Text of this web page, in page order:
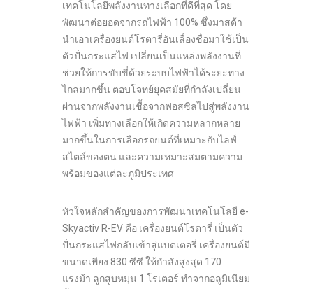
เทคโนโลยีพลังงานทางเลือกที่ดีที่สุด โดย
พัฒนาต่อยอดจากรถไฟฟ้า 100% ซึ่งมาสด้า
นำเอาเครื่องยนต์โรตารี่อันเลื่องชื่อมาใช้เป็น
ตัวปั่นกระแสไฟ เปลี่ยนเป็นแหล่งพลังงานที่
ช่วยให้การขับขี่ด้วยระบบไฟฟ้าได้ระยะทาง
ไกลมากขึ้น ตอบโจทย์ยุคสมัยที่กำลังเปลี่ยน
ผ่านจากพลังงานเชื้อจากฟอสซิลไปสู่พลังงาน
ไฟฟ้า เพิ่มทางเลือกให้เกิดความหลากหลาย
มากขึ้นในการเลือกรถยนต์ที่เหมาะกับไลฟ์
สไตล์ของตน และความเหมาะสมตามความ
พร้อมของแต่ละภูมิประเทศ
หัวใจหลักสำคัญของการพัฒนาเทคโนโลยี e-
Skyactiv R-EV คือ เครื่องยนต์โรตารี่ เป็นตัว
ปั่นกระแสไฟกลับเข้าสู่แบตเตอรี่ เครื่องยนต์มี
ขนาดเพียง 830 ซีซี ให้กำลังสูงสุด 170
แรงม้า ลูกสูบหมุน 1 โรเตอร์ ทำจากอลูมิเนียม